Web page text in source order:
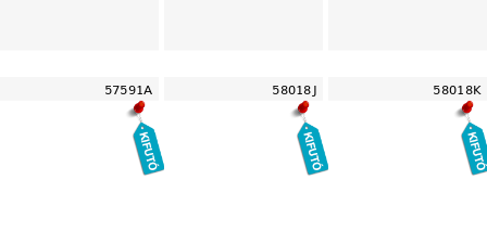
57591A 58018J 58018K